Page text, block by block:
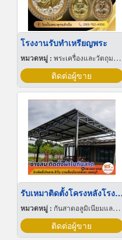
โรงงานรับทำเหรียญพระ
หมวดหมู่ : พระเครื่องและวัตถุมงคล
ติดต่อผู้ขาย
รับเหมาติดตั้งโครงหลังโรงจอดรถ นนทบุรี
หมวดหมู่ : กันสาดอลูมิเนียมและผ้าใบ
ติดต่อผู้ขาย